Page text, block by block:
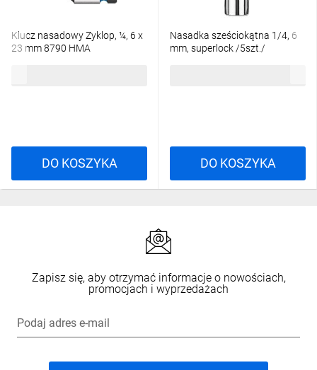
Klucz nasadowy Zyklop, ¼, 6 x
23 mm 8790 HMA
DO KOSZYKA
Nasadka sześciokątna 1/4, 6
mm, superlock /5szt./
DO KOSZYKA
Zapisz się, aby otrzymać informacje o nowościach,
promocjach i wyprzedażach
Podaj adres e-mail